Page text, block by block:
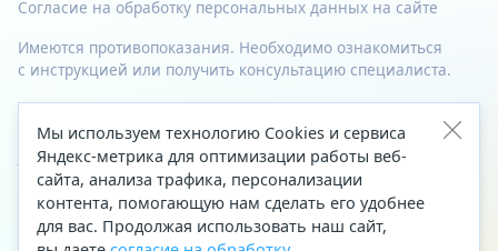
Согласие на обработку персональных данных на сайте
Имеются противопоказания. Необходимо ознакомиться
с инструкцией или получить консультацию специалиста.
© 2023—2026 Все права защищены.
Адрес
Архангельск, ул. Папанина, д. 19 (вход в здание со стороны
автоцентра «Тойота»)
Мы используем технологию Cookies и сервиса
Яндекс-метрика для оптимизации работы веб-
сайта, анализа трафика, персонализации
контента, помогающую нам сделать его удобнее
для вас. Продолжая использовать наш сайт,